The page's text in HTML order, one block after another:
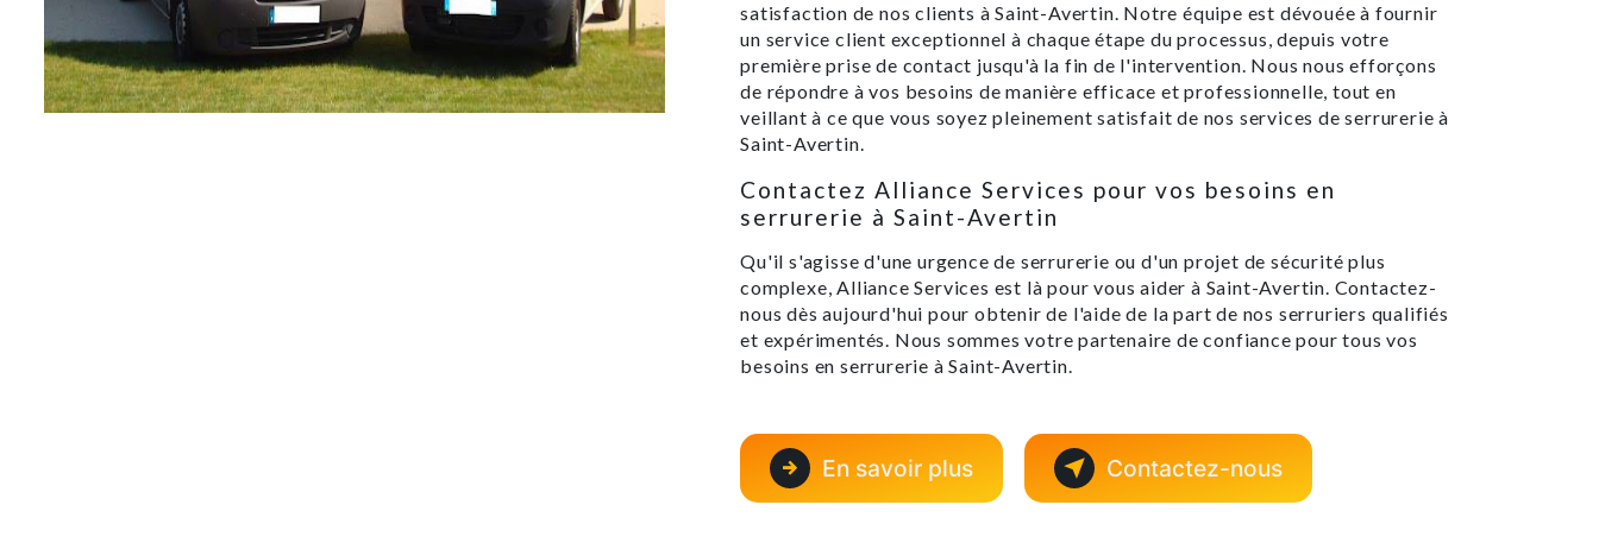
satisfaction de nos clients à Saint-Avertin. Notre équipe est dévouée à fournir
un service client exceptionnel à chaque étape du processus, depuis votre
première prise de contact jusqu'à la fin de l'intervention. Nous nous efforçons
de répondre à vos besoins de manière efficace et professionnelle, tout en
veillant à ce que vous soyez pleinement satisfait de nos services de serrurerie à
Saint-Avertin.
Contactez Alliance Services pour vos besoins en
serrurerie à Saint-Avertin
Qu'il s'agisse d'une urgence de serrurerie ou d'un projet de sécurité plus
complexe, Alliance Services est là pour vous aider à Saint-Avertin. Contactez-
nous dès aujourd'hui pour obtenir de l'aide de la part de nos serruriers qualifiés
et expérimentés. Nous sommes votre partenaire de confiance pour tous vos
besoins en serrurerie à Saint-Avertin.
En savoir plus Contactez-nous